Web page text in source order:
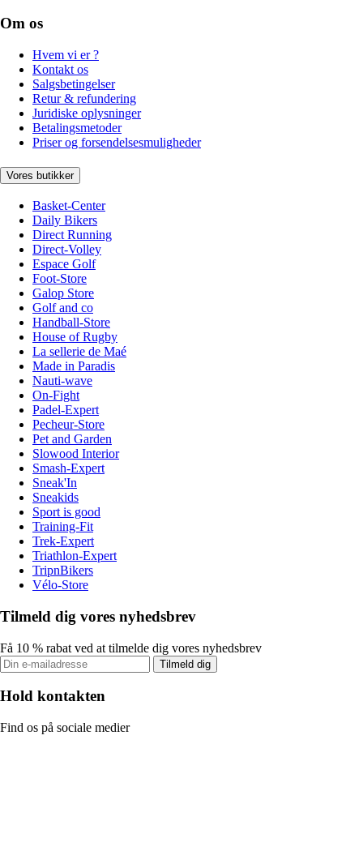
Om os
Hvem vi er ?
Kontakt os
Salgsbetingelser
Retur & refundering
Juridiske oplysninger
Betalingsmetoder
Priser og forsendelsesmuligheder
Vores butikker
Basket-Center
Daily Bikers
Direct Running
Direct-Volley
Espace Golf
Foot-Store
Galop Store
Golf and co
Handball-Store
House of Rugby
La sellerie de Maé
Made in Paradis
Nauti-wave
On-Fight
Padel-Expert
Pecheur-Store
Pet and Garden
Slowood Interior
Smash-Expert
Sneak'In
Sneakids
Sport is good
Training-Fit
Trek-Expert
Triathlon-Expert
TripnBikers
Vélo-Store
Tilmeld dig vores nyhedsbrev
Få 10 % rabat ved at tilmelde dig vores nyhedsbrev
Tilmeld dig
Hold kontakten
Find os på sociale medier